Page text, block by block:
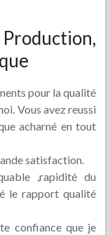
Production,
pour la qualité
Vous avez reussi
acharné en tout
satisfaction.
,rapidité du
le rapport qualité
confiance que je